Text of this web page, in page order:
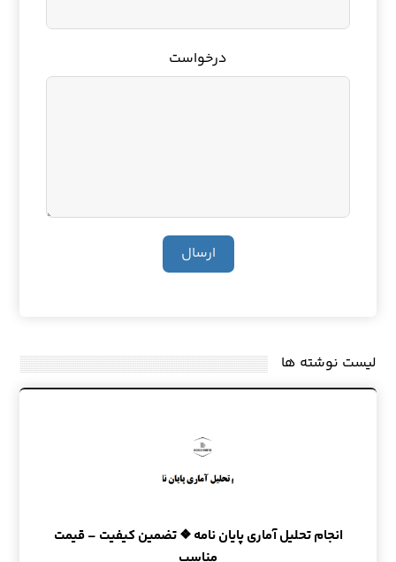
درخواست
ارسال
لیست نوشته ها
انجام تحلیل آماری پایان نامه ❖ تضمین کیفیت – قیمت